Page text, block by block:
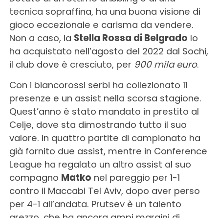
tecnica sopraffina, ha una buona visione di
gioco eccezionale e carisma da vendere.
Non a caso, la Stella Rossa di Belgrado lo
ha acquistato nell’agosto del 2022 dal Sochi,
il club dove è cresciuto, per 900 mila euro.
Con i biancorossi serbi ha collezionato 11
presenze e un assist nella scorsa stagione.
Quest’anno è stato mandato in prestito al
Celje, dove sta dimostrando tutto il suo
valore. In quattro partite di campionato ha
già fornito due assist, mentre in Conference
League ha regalato un altro assist al suo
compagno Matko nel pareggio per 1-1
contro il Maccabi Tel Aviv, dopo aver perso
per 4-1 all’andata. Prutsev è un talento